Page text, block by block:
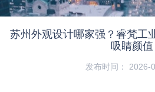
189 1353 7782
机器人
首页 /动态 /公司动态 /苏州外观设计哪
苏州外观设计哪家强？睿梵工
吸睛颜值
发布时间： 2026-